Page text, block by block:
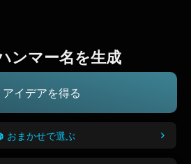
ンマー名を生成
アイデアを得る
おまかせで選ぶ